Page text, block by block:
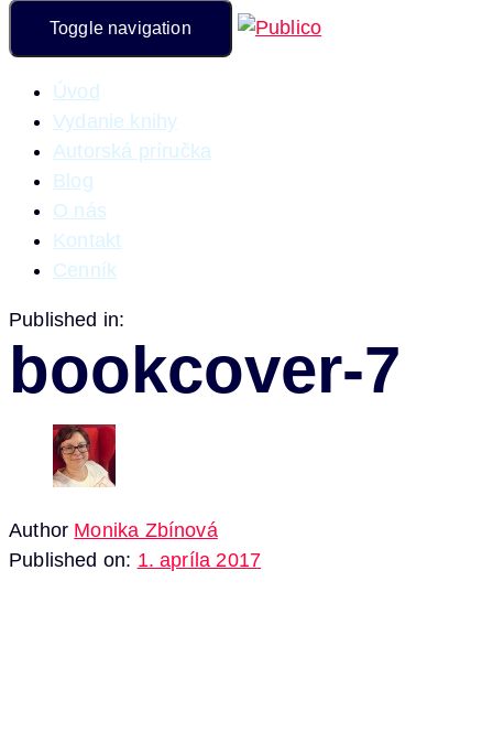
Toggle navigation
Úvod
Vydanie knihy
Autorská príručka
Blog
O nás
Kontakt
Cenník
Published in:
bookcover-7
Author Monika Zbínová
Published on: 1. apríla 2017